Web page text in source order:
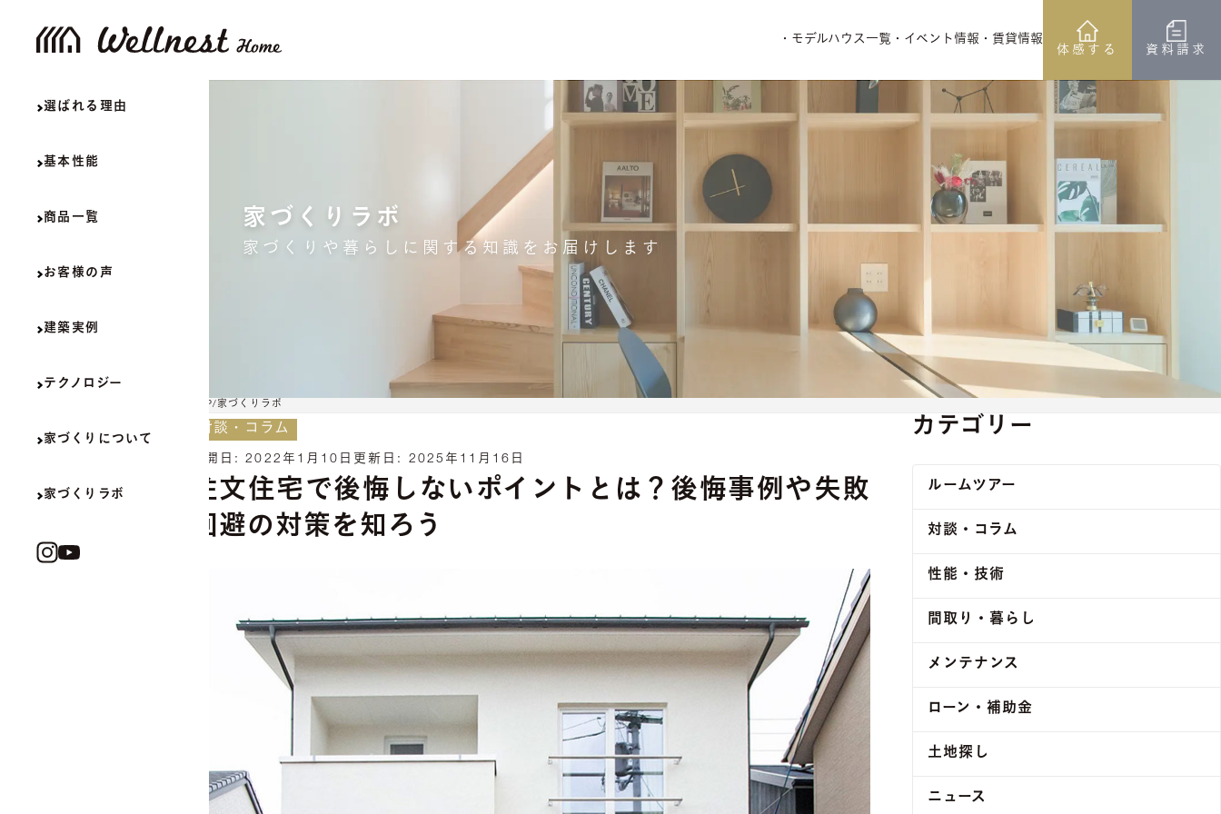
・モデルハウス一覧 ・イベント情報 ・賃貸情報
体感する
資料請求
選ばれる理由
基本性能
商品一覧
お客様の声
建築実例
テクノロジー
家づくりについて
家づくりラボ
家づくりラボ
家づくりや暮らしに関する知識をお届けします
TOP 家づくりラボ
対談・コラム
公開日:2022年1月10日 更新日: 2025年11月16日
注文住宅で後悔しないポイントとは？後悔事例や失敗
回避の対策を知ろう
カテゴリー
ルームツアー
対談・コラム
性能・技術
間取り・暮らし
メンテナンス
ローン・補助金
土地探し
ニュース